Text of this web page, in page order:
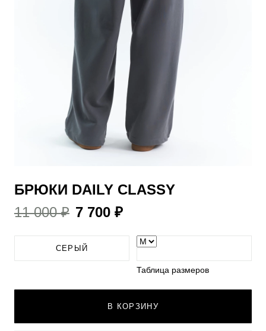
БРЮКИ DAILY CLASSY
11 000 ₽ 7 700 ₽
СЕРЫЙ
Таблица размеров
В КОРЗИНУ